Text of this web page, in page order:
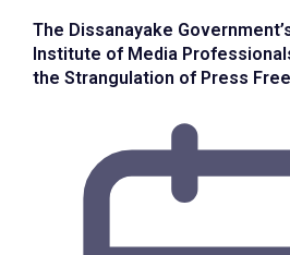
The Dissanayake
Institute of Media
the Strangulation of Press